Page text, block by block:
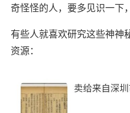
奇怪怪的人，要多见识一下
有些人就喜欢研究这些神神
资源：